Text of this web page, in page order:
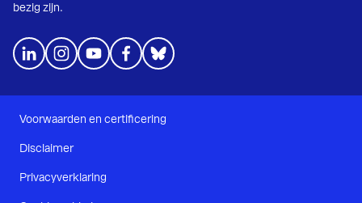
bezig zijn.
Voorwaarden en certificering
Disclaimer
Privacyverklaring